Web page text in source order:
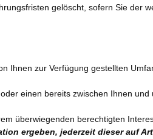
gelöscht, sofern Sie der
Ihnen zur Verfügung gestellten
einen bereits zwischen Ihnen und
überwiegenden berechtigten
ergeben, jederzeit dieser auf